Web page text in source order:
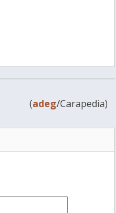
(adeg/Carapedia)